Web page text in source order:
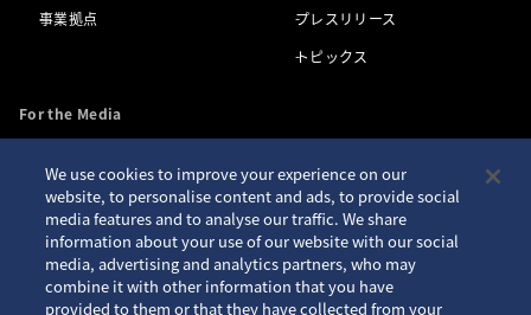
事業拠点
プレスリリース
トピックス
For the Media
お問い合わせ
アクセシビリティ
プライバシーポリシー
サイトご利用案内
クッキーポリシー
サイトマップ
Seiko ID
We use cookies to improve your experience on our
website, to personalise content and ads, to provide social
media features and to analyse our traffic. We share
information about your use of our website with our social
media, advertising and analytics partners, who may
combine it with other information that you have
provided to them or that they have collected from your